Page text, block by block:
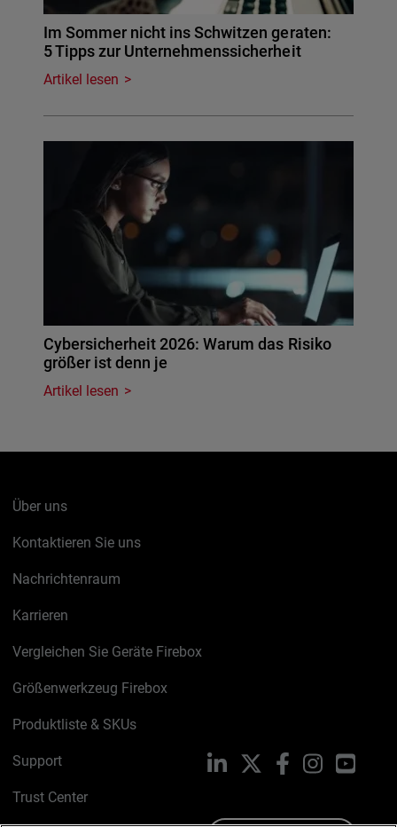
Im Sommer nicht ins Schwitzen geraten:
5 Tipps zur Unternehmenssicherheit
Artikel lesen
Cybersicherheit 2026: Warum das Risiko
größer ist denn je
Artikel lesen
Über uns
Kontaktieren Sie uns
Nachrichtenraum
Karrieren
Vergleichen Sie Geräte Firebox
Größenwerkzeug Firebox
Produktliste & SKUs
Support
Trust Center
LinkedIn FacebookInstagram